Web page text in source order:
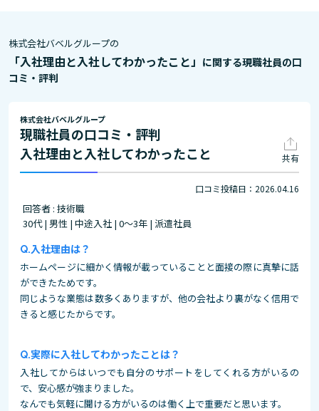
株式会社バベルグループの
「入社理由と入社してわかったこと」 に関する現職社員の口
コミ・評判
株式会社バベルグループ
現職社員の口コミ・評判
入社理由と入社してわかったこと
共有
口コミ投稿日：2026.04.16
回答者 : 技術職
30代 | 男性 | 中途入社 | 0～3年 | 派遣社員
入社理由は？
ホームページに細かく情報が載っていることと面接の際に真摯に話
ができたためです。
同じような業態は数多くありますが、他の会社より裏がなく信用で
きると感じたからです。
実際に入社してわかったことは？
入社してからはいつでも自分のサポートをしてくれる方がいるの
で、安心感が強まりました。
なんでも気軽に聞ける方がいるのは働く上で重要だと思います。